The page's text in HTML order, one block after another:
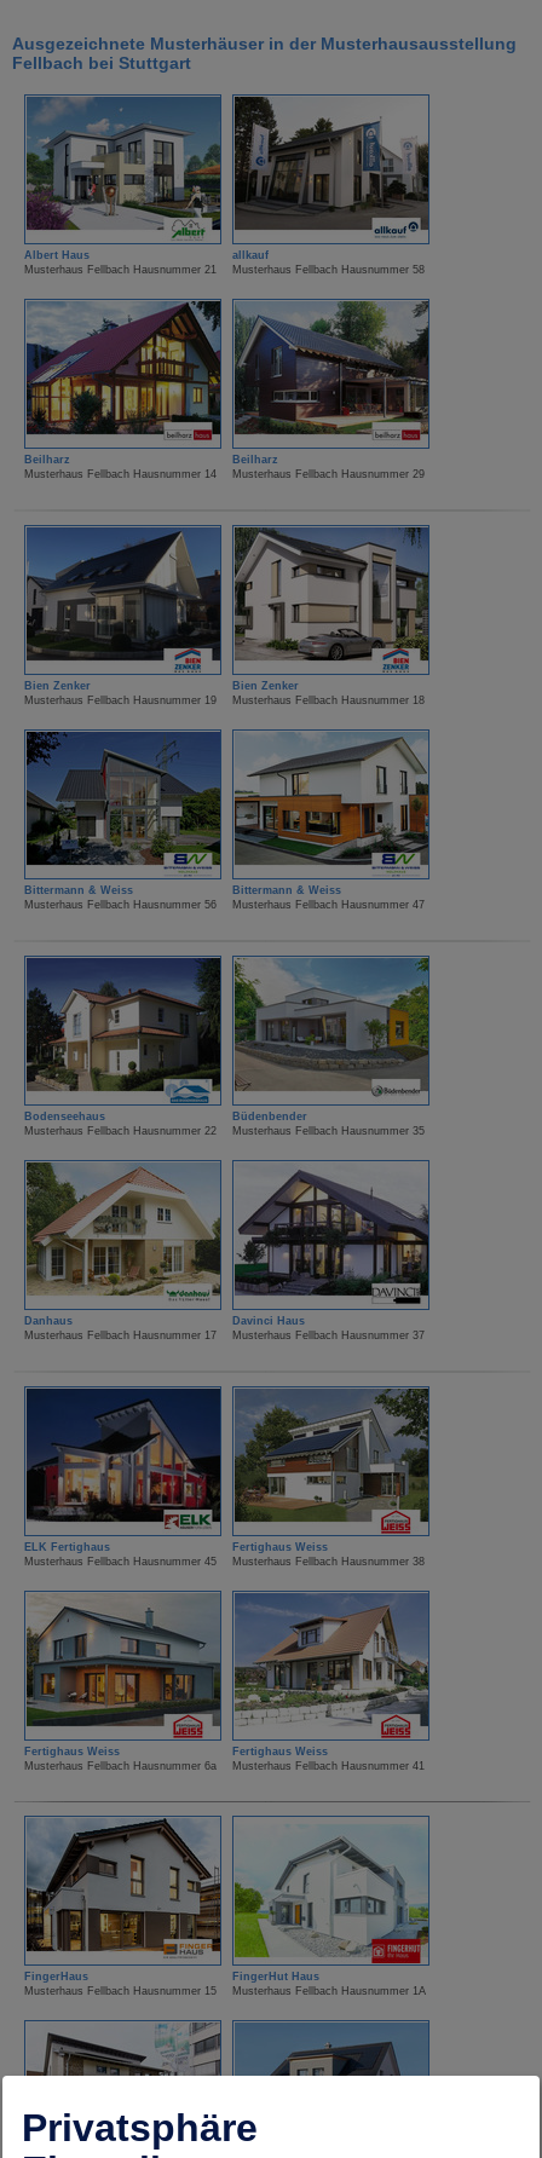
Ausgezeichnete Musterhäuser in der Musterhausausstellung
Fellbach bei Stuttgart
Albert Haus
Musterhaus Fellbach Hausnummer 21
allkauf
Musterhaus Fellbach Hausnummer 58
Beilharz
Musterhaus Fellbach Hausnummer 14
Beilharz
Musterhaus Fellbach Hausnummer 29
Bien Zenker
Musterhaus Fellbach Hausnummer 19
Bien Zenker
Musterhaus Fellbach Hausnummer 18
Bittermann & Weiss
Musterhaus Fellbach Hausnummer 56
Bittermann & Weiss
Musterhaus Fellbach Hausnummer 47
Bodenseehaus
Musterhaus Fellbach Hausnummer 22
Büdenbender
Musterhaus Fellbach Hausnummer 35
Danhaus
Musterhaus Fellbach Hausnummer 17
Davinci Haus
Musterhaus Fellbach Hausnummer 37
ELK Fertighaus
Musterhaus Fellbach Hausnummer 45
Fertighaus Weiss
Musterhaus Fellbach Hausnummer 38
Fertighaus Weiss
Musterhaus Fellbach Hausnummer 6a
Fertighaus Weiss
Musterhaus Fellbach Hausnummer 41
FingerHaus
Musterhaus Fellbach Hausnummer 15
FingerHut Haus
Musterhaus Fellbach Hausnummer 1A
Privatsphäre